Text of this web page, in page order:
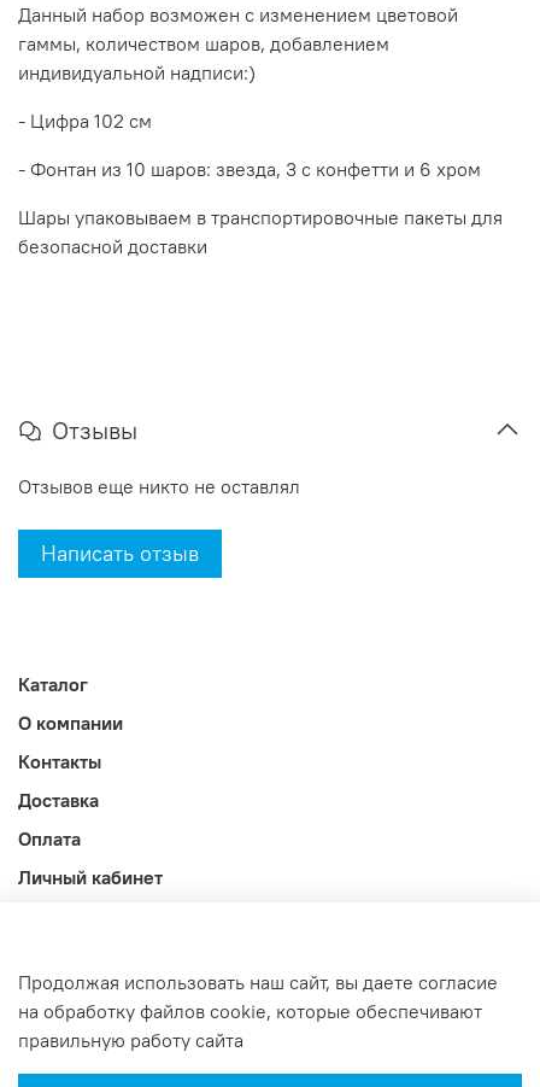
Данный набор возможен с изменением цветовой
гаммы, количеством шаров, добавлением
индивидуальной надписи:)
- Цифра 102 см
- Фонтан из 10 шаров: звезда, 3 с конфетти и 6 хром
Шары упаковываем в транспортировочные пакеты для
безопасной доставки
Отзывы
Отзывов еще никто не оставлял
Написать отзыв
Каталог
О компании
Контакты
Доставка
Оплата
Личный кабинет
Оферта и политика конфиденциальности
Интернет-магазин создан на InSales
Продолжая использовать наш сайт, вы даете согласие
на обработку файлов cookie, которые обеспечивают
правильную работу сайта